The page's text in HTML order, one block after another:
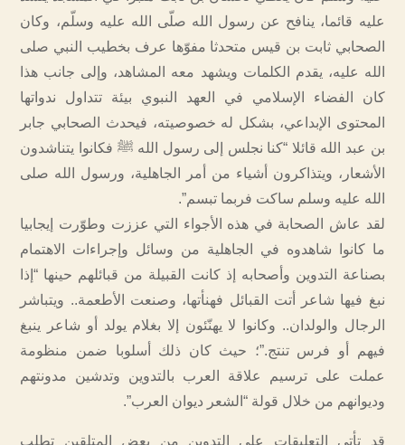
عليه قائما، ينافح عن رسول الله صلّى الله عليه وسلّم، وكان
الصحابي ثابت بن قيس متحدثا مفوّها عرف بخطيب النبي صلى
الله عليه، يقدم الكلمات ويشهد معه المشاهد، وإلى جانب هذا
كان الفضاء الإسلامي في العهد النبوي بيئة تتداول ندواتها
المحتوى الإبداعي، بشكل له خصوصيته، فيحدث الصحابي جابر
بن عبد الله قائلا “كنا نجلس إلى رسول الله ﷺ فكانوا يتناشدون
الأشعار، ويتذاكرون أشياء من أمر الجاهلية، ورسول الله صلى
الله عليه وسلم ساكت فربما تبسم”.
لقد عاش الصحابة في هذه الأجواء التي عززت وطوّرت إيجابيا
ما كانوا شاهدوه في الجاهلية من وسائل وإجراءات الاهتمام
بصناعة التدوين وأصحابه إذ كانت القبيلة من قبائلهم حينها “إذا
نبغ فيها شاعر أتت القبائل فهنأتها، وصنعت الأطعمة.. ويتباشر
الرجال والولدان.. وكانوا لا يهنّئون إلا بغلام يولد أو شاعر ينبغ
فيهم أو فرس تنتج.”؛ حيث كان ذلك أسلوبا ضمن منظومة
عملت على ترسيم علاقة العرب بالتدوين وتدشين مدونتهم
وديوانهم من خلال قولة “الشعر ديوان العرب”.
قد تأتي التعليقات على التدوين من بعض المتلقين تطلب